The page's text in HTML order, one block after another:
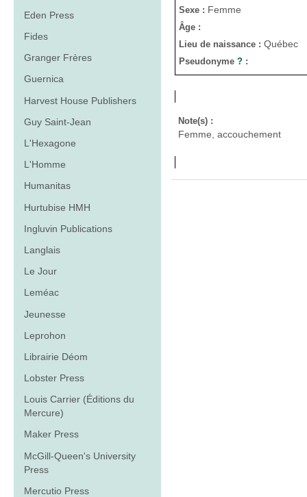
Eden Press
Fides
Granger Frères
Guernica
Harvest House Publishers
Guy Saint-Jean
L'Hexagone
L'Homme
Humanitas
Hurtubise HMH
Ingluvin Publications
Langlais
Le Jour
Leméac
Jeunesse
Leprohon
Librairie Déom
Lobster Press
Louis Carrier (Éditions du
Mercure)
Maker Press
McGill-Queen's University
Press
Mercutio Press
Sexe : Femme
Âge :
Lieu de naissance : Québec
Pseudonyme ? :
Note(s) :
Femme, accouchement